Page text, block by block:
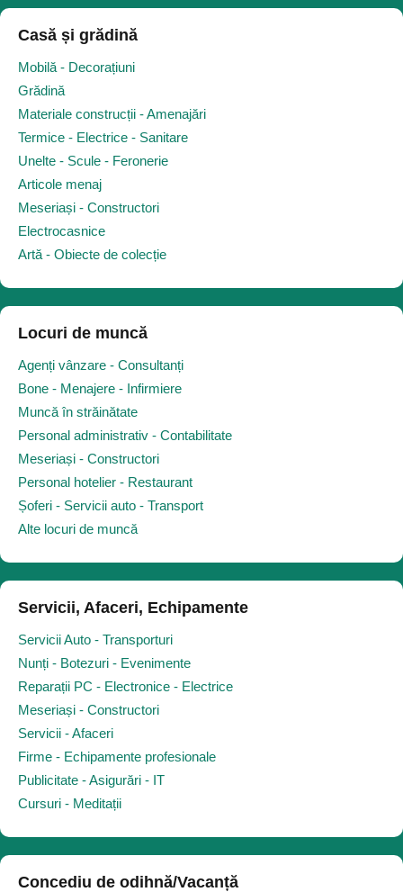
Casă și grădină
Mobilă - Decorațiuni
Grădină
Materiale construcții - Amenajări
Termice - Electrice - Sanitare
Unelte - Scule - Feronerie
Articole menaj
Meseriași - Constructori
Electrocasnice
Artă - Obiecte de colecție
Locuri de muncă
Agenți vânzare - Consultanți
Bone - Menajere - Infirmiere
Muncă în străinătate
Personal administrativ - Contabilitate
Meseriași - Constructori
Personal hotelier - Restaurant
Șoferi - Servicii auto - Transport
Alte locuri de muncă
Servicii, Afaceri, Echipamente
Servicii Auto - Transporturi
Nunți - Botezuri - Evenimente
Reparații PC - Electronice - Electrice
Meseriași - Constructori
Servicii - Afaceri
Firme - Echipamente profesionale
Publicitate - Asigurări - IT
Cursuri - Meditații
Concediu de odihnă/Vacanță